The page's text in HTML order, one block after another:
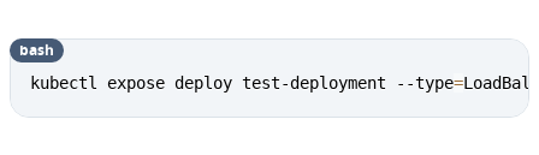
kubectl expose deploy test-deployment --type=
bash